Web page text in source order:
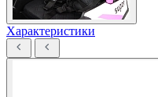
Характеристики